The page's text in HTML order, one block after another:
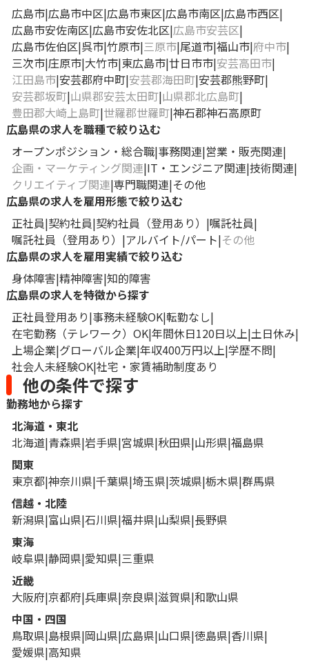
広島市 広島市中区 広島市東区 広島市南区 広島市西区
広島市安佐南区 広島市安佐北区 広島市安芸区
広島市佐伯区 呉市 竹原市 三原市 尾道市 福山市 府中市
三次市 庄原市 大竹市 東広島市 廿日市市 安芸高田市
江田島市 安芸郡府中町 安芸郡海田町 安芸郡熊野町
安芸郡坂町 山県郡安芸太田町 山県郡北広島町
豊田郡大崎上島町 世羅郡世羅町 神石郡神石高原町
広島県の求人を職種で絞り込む
オープンポジション・総合職 事務関連 営業・販売関連
企画・マーケティング関連 IT・エンジニア関連 技術関連
クリエイティブ関連 専門職関連 その他
広島県の求人を雇用形態で絞り込む
正社員 契約社員 契約社員（登用あり）
嘱託社員
嘱託社員（登用あり）
アルバイト/パート その他
広島県の求人を雇用実績で絞り込む
身体障害 精神障害 知的障害
広島県の求人を特徴から探す
正社員登用あり 事務未経験OK 転勤なし
在宅勤務（テレワーク）OK 年間休日120日以上 土日休み
上場企業 グローバル企業 年収400万円以上 学歴不問
社会人未経験OK 社宅・家賃補助制度あり
他の条件で探す
勤務地から探す
北海道・東北
北海道 青森県 岩手県 宮城県 秋田県 山形県 福島県
関東
東京都 神奈川県 千葉県 埼玉県 茨城県 栃木県 群馬県
信越・北陸
新潟県 富山県 石川県 福井県 山梨県 長野県
東海
岐阜県 静岡県 愛知県 三重県
近畿
大阪府 京都府 兵庫県 奈良県 滋賀県 和歌山県
中国・四国
鳥取県 島根県 岡山県 広島県 山口県 徳島県 香川県
愛媛県 高知県